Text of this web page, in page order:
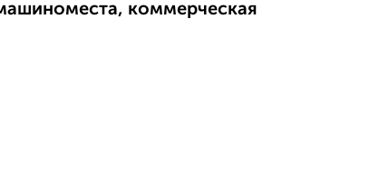
коммерческая